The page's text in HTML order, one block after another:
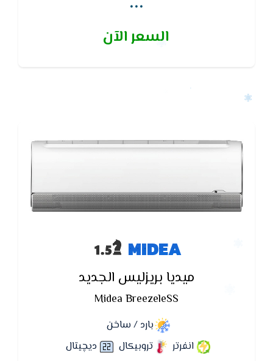
وعند غلق الجهاز لا تشعر بوجود ضوضاء كما في بقي
السعر الآن
MIDEA
ميديا بريزليس الجديد
Midea BreezeleSS
بارد / ساخن
انفرتر
تروبيكال ديچيتال